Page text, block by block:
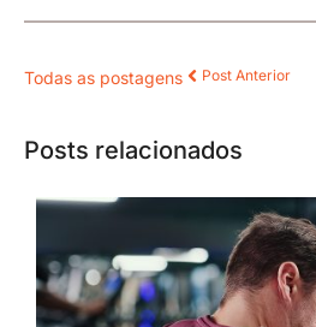
Todas as postagens Post Anterior
Posts relacionados